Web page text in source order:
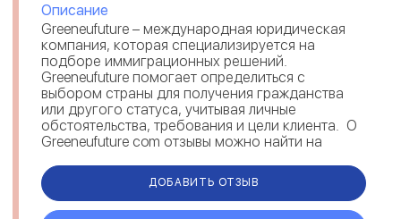
Описание
Greeneufuture – международная юридическая
компания, которая специализируется на
подборе иммиграционных решений.
Greeneufuture помогает определиться с
выбором страны для получения гражданства
или другого статуса, учитывая личные
обстоятельства, требования и цели клиента. О
Greeneufuture com отзывы можно найти на
ДОБАВИТЬ ОТЗЫВ